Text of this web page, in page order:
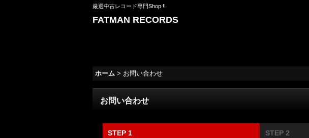
厳選中古レコード専門Shop !!
FATMAN RECORDS
ホーム > お問い合わせ
お問い合わせ
STEP 1 STEP 2